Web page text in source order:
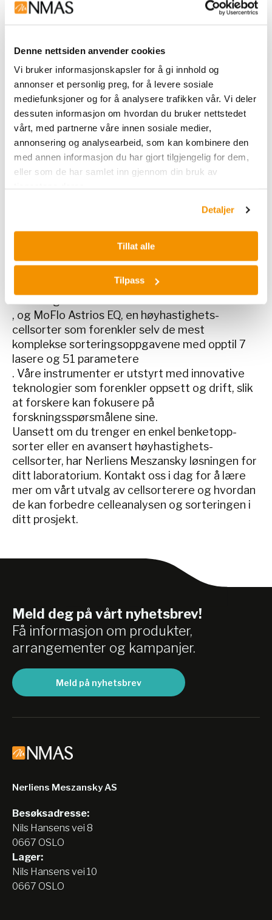
Denne nettsiden anvender cookies
Vi bruker informasjonskapsler for å gi innhold og
annonser et personlig preg, for å levere sosiale
mediefunksjoner og for å analysere trafikken vår. Vi deler
dessuten informasjon om hvordan du bruker nettstedet
vårt, med partnerne våre innen sosiale medier,
annonsering og analysearbeid, som kan kombinere den
med annen informasjon du har gjort tilgjengelig for dem,
eller som de har samlet inn gjennom din bruk av
Detaljer
Tillat alle
Tilpass
sortering
Cellsortere er uunnværlige verktøy for forskere
som arbeider med immunologi,
stamcelleforskning, kreftforskning og andre
områder av biomedisinsk forskning. Disse
avanserte instrumentene muliggjør nøyaktig
identifisering, kvantifisering og isolering av
spesifikke cellepopulasjoner fra komplekse
prøver. Beckman Coulter er en ledende
produsent av cellsorterere, og deres
behovene til forskere over hele verden.
Beckman Coulter-produkter i Norge. Vi tilbyr et
utvalg av cellsorterere som CytoFLEX SRT, en
benketopp-sorter som leverer kvalitetsceller
med høy gjenvinning og levedyktighet etter
, og MoFlo Astrios EQ, en høyhastighets-
cellsorter som forenkler selv de mest
komplekse sorteringsoppgavene med opptil 7
lasere og 51 parametere
. Våre instrumenter er utstyrt med innovative
teknologier som forenkler oppsett og drift, slik
at forskere kan fokusere på
forskningsspørsmålene sine.
Uansett om du trenger en enkel benketopp-
sorter eller en avansert høyhastighets-
cellsorter, har Nerliens Meszansky løsningen for
ditt laboratorium. Kontakt oss i dag for å lære
mer om vårt utvalg av cellsorterere og hvordan
de kan forbedre celleanalysen og sorteringen i
ditt prosjekt.
Meld deg på vårt nyhetsbrev!
Få informasjon om produkter,
arrangementer og kampanjer.
Meld på nyhetsbrev
Nerliens Meszansky AS
Besøksadresse:
Nils Hansens vei 8
0667 OSLO
Lager:
Nils Hansens vei 10
0667 OSLO